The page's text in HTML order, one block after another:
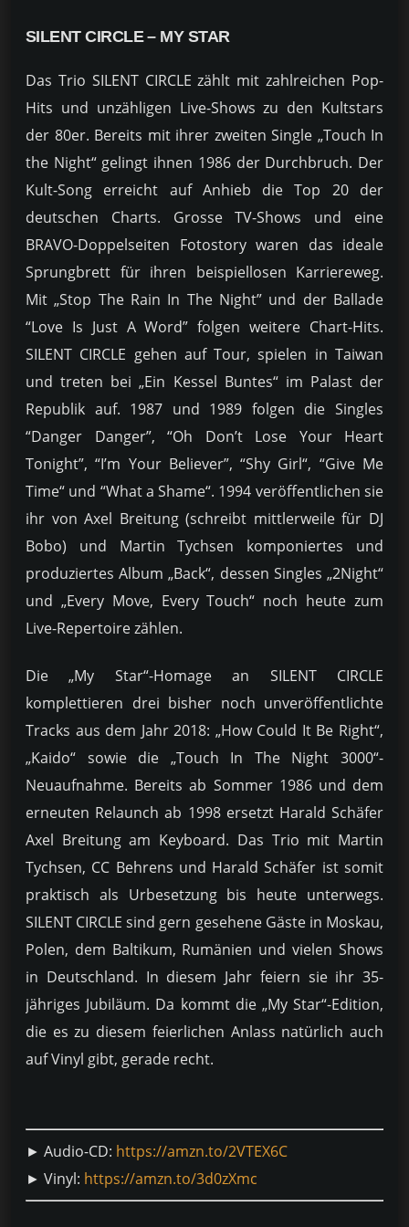
SILENT CIRCLE – MY STAR
Das Trio SILENT CIRCLE zählt mit zahlreichen Pop-
Hits und unzähligen Live-Shows zu den Kultstars
der 80er. Bereits mit ihrer zweiten Single „Touch In
the Night“ gelingt ihnen 1986 der Durchbruch. Der
Kult-Song erreicht auf Anhieb die Top 20 der
deutschen Charts. Grosse TV-Shows und eine
BRAVO-Doppelseiten Fotostory waren das ideale
Sprungbrett für ihren beispiellosen Karriereweg.
Mit „Stop The Rain In The Night” und der Ballade
“Love Is Just A Word” folgen weitere Chart-Hits.
SILENT CIRCLE gehen auf Tour, spielen in Taiwan
und treten bei „Ein Kessel Buntes“ im Palast der
Republik auf. 1987 und 1989 folgen die Singles
“Danger Danger”, “Oh Don’t Lose Your Heart
Tonight”, “I’m Your Believer”, “Shy Girl“, “Give Me
Time“ und “What a Shame“. 1994 veröffentlichen sie
ihr von Axel Breitung (schreibt mittlerweile für DJ
Bobo) und Martin Tychsen komponiertes und
produziertes Album „Back“, dessen Singles „2Night“
und „Every Move, Every Touch“ noch heute zum
Live-Repertoire zählen.
Die „My Star“-Homage an SILENT CIRCLE
komplettieren drei bisher noch unveröffentlichte
Tracks aus dem Jahr 2018: „How Could It Be Right“,
„Kaido“ sowie die „Touch In The Night 3000“-
Neuaufnahme. Bereits ab Sommer 1986 und dem
erneuten Relaunch ab 1998 ersetzt Harald Schäfer
Axel Breitung am Keyboard. Das Trio mit Martin
Tychsen, CC Behrens und Harald Schäfer ist somit
praktisch als Urbesetzung bis heute unterwegs.
SILENT CIRCLE sind gern gesehene Gäste in Moskau,
Polen, dem Baltikum, Rumänien und vielen Shows
in Deutschland. In diesem Jahr feiern sie ihr 35-
jähriges Jubiläum. Da kommt die „My Star“-Edition,
die es zu diesem feierlichen Anlass natürlich auch
auf Vinyl gibt, gerade recht.
► Audio-CD: https://amzn.to/2VTEX6C
► Vinyl: https://amzn.to/3d0zXmc